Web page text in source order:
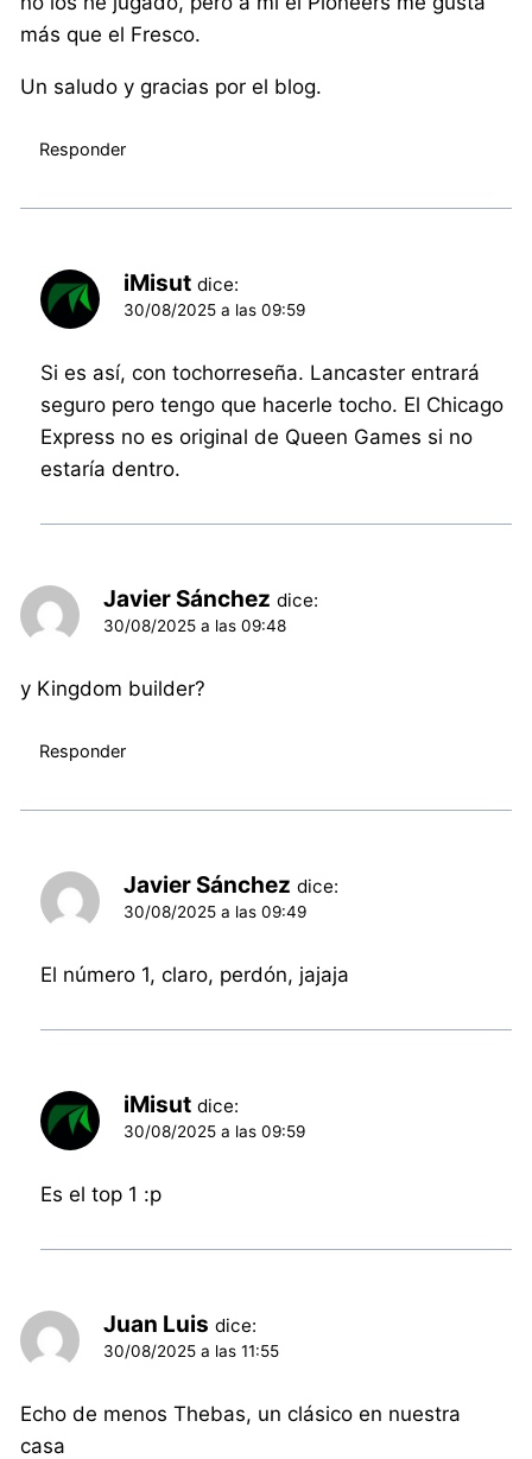
más que el Fresco.
Un saludo y gracias por el blog.
Responder
iMisut dice:
30/08/2025 a las 09:59
Si es así, con tochorreseña. Lancaster entrará
seguro pero tengo que hacerle tocho. El Chicago
Express no es original de Queen Games si no
estaría dentro.
Javier Sánchez dice:
30/08/2025 a las 09:48
y Kingdom builder?
Responder
Javier Sánchez dice:
30/08/2025 a las 09:49
El número 1, claro, perdón, jajaja
iMisut dice:
30/08/2025 a las 09:59
Es el top 1 :p
Juan Luis dice:
30/08/2025 a las 11:55
Echo de menos Thebas, un clásico en nuestra
casa